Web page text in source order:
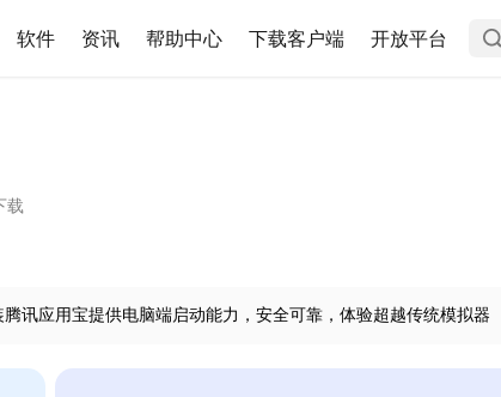
软件 资讯 帮助中心 下载客户端 开放平台
载
讯应用宝提供电脑端启动能力，安全可靠，体验超越传统模拟器